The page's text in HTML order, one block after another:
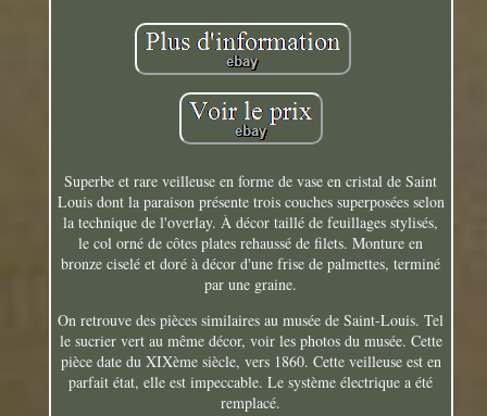
Superbe et rare veilleuse en forme de vase en cristal de Saint
Louis dont la paraison présente trois couches superposées selon
la technique de l'overlay. À décor taillé de feuillages stylisés,
le col orné de côtes plates rehaussé de filets. Monture en
bronze ciselé et doré à décor d'une frise de palmettes, terminé
par une graine.
On retrouve des pièces similaires au musée de Saint-Louis. Tel
le sucrier vert au même décor, voir les photos du musée. Cette
pièce date du XIXème siècle, vers 1860. Cette veilleuse est en
parfait état, elle est impeccable. Le système électrique a été
remplacé.